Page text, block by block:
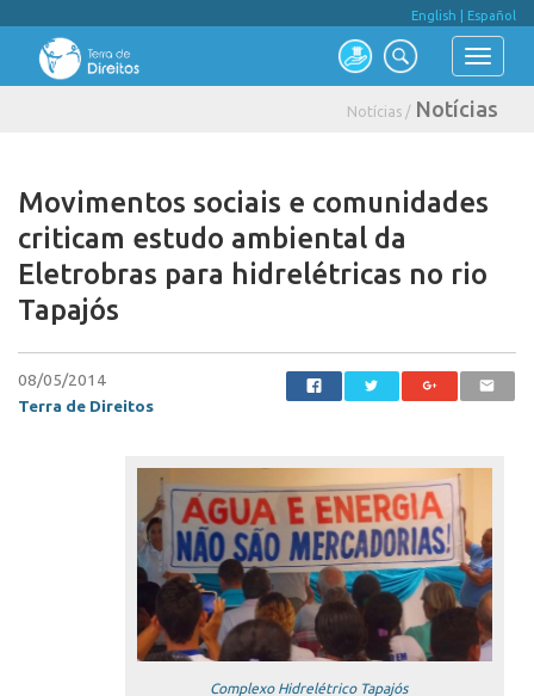
English Español
Notícias / Notícias
Movimentos sociais e comunidades
criticam estudo ambiental da
Eletrobras para hidrelétricas no rio
Tapajós
08/05/2014
Terra de Direitos
Complexo Hidrelétrico Tapajós